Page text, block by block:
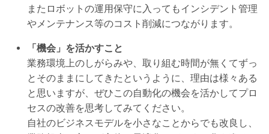
またロボットの運用保守に入ってもインシデント管理
やメンテナンス等のコスト削減につながります。
「機会」を活かすこと
業務環境上のしがらみや、取り組む時間が無くてずっ
とそのままにしてきたというように、理由は様々ある
と思いますが、ぜひこの自動化の機会を活かしてプロ
セスの改善を思考してみてください。
自社のビジネスモデルを小さなことからでも改良し、